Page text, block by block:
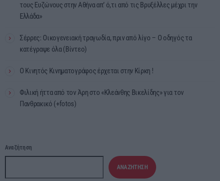
τους Ευζώνους στην Αθήνα απ’ ό,τι από τις Βρυξέλλες μέχρι την
Ελλάδα»
Σέρρες: Οικογενειακή τραγωδία, πριν από λίγο – Ο οδηγός τα
κατέγραψε όλα (Βίντεο)
Ο Κινητός Κινηματογράφος έρχεται στην Κίρκη !
Φιλική ήττα από τον Άρη στο «Κλεάνθης Βικελίδης» για τον
Πανθρακικό (+fotos)
Αναζήτηση
ΑΝΑΖΉΤΗΣΗ